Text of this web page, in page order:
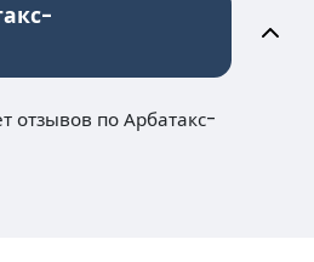
отзывов по Арбатакс-